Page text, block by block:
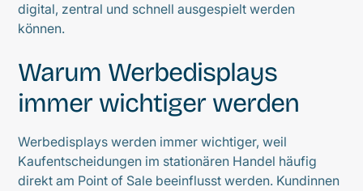
digital, zentral und schnell ausgespielt werden
können.
Warum Werbedisplays
immer wichtiger werden
Werbedisplays werden immer wichtiger, weil
Kaufentscheidungen im stationären Handel häufig
direkt am Point of Sale beeinflusst werden. Kundinnen